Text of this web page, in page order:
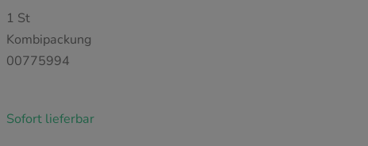
1 St
Kombipackung
00775994
Sofort lieferbar